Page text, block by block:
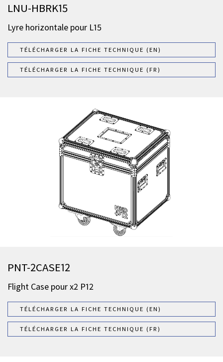
LNU-HBRK15
Lyre horizontale pour L15
TÉLÉCHARGER LA FICHE TECHNIQUE (EN)
TÉLÉCHARGER LA FICHE TECHNIQUE (FR)
PNT-2CASE12
Flight Case pour x2 P12
TÉLÉCHARGER LA FICHE TECHNIQUE (EN)
TÉLÉCHARGER LA FICHE TECHNIQUE (FR)